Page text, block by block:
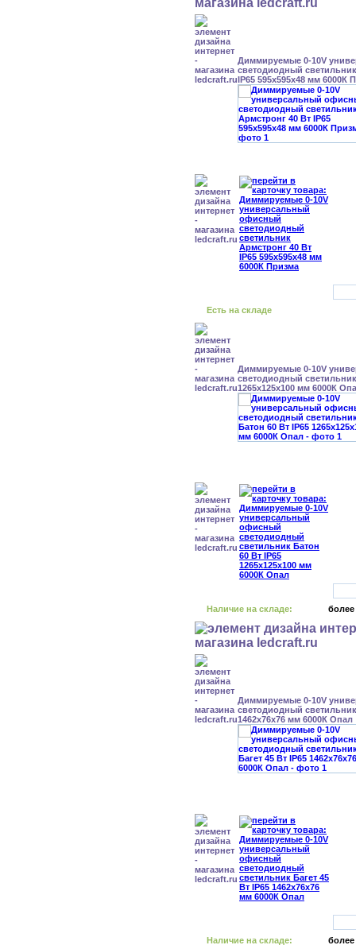
Диммируемые 0-10V
светодиодный
IP65 595x595x48 мм 6000К
Есть на складе
Диммируемые 0-10V
светодиодный
1265x125x100 мм 6000К
Наличие на складе: более
Диммируемые 0-10V
светодиодный светильник
1462x76x76 мм 6000К Опал
Наличие на складе: более